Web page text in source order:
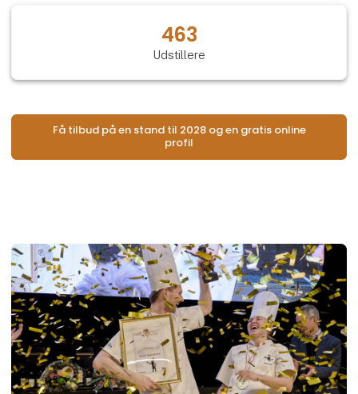
463
Udstillere
Få tilbud på en stand til 2028 og en gratis online
profil